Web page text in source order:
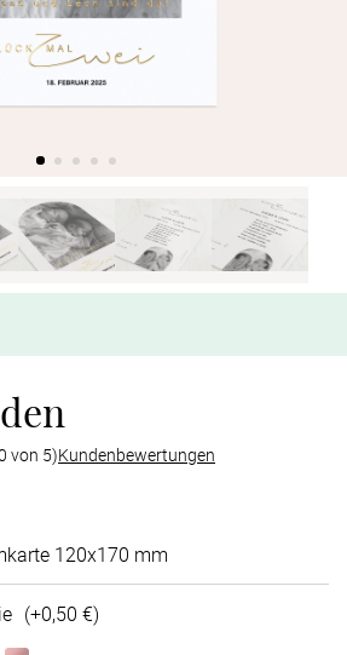
von 5)Kundenbewertungen
120x170 mm
(+0,50 €)